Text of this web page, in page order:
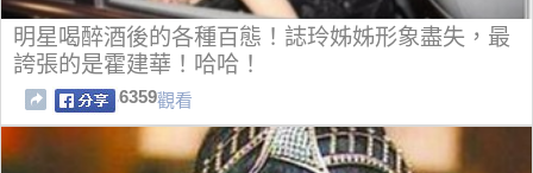
明星喝醉酒後的各種百態！誌玲姊姊形象盡失，最
誇張的是霍建華！哈哈！
6359觀看